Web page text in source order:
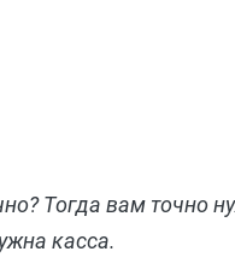
Тогда вам точно
касса.